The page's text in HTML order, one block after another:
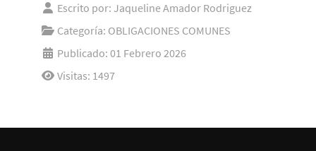
Escrito por: Jaqueline Amador Rodriguez
Categoría: OBLIGACIONES COMUNES
Publicado: 01 Febrero 2026
Visitas: 1497